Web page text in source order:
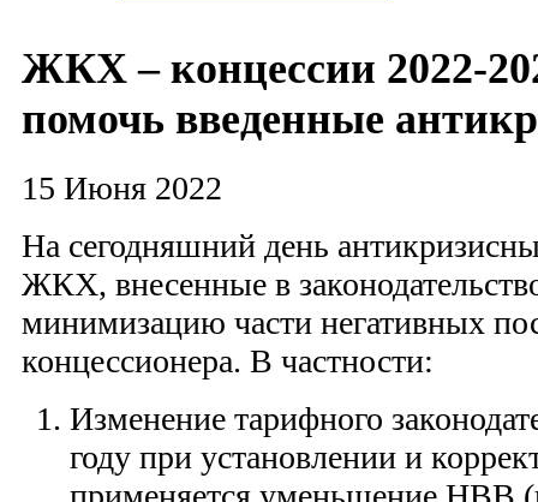
ЖКХ – концессии 2022-
помочь введенные
15 Июня 2022
На сегодняшний день
ЖКХ, внесенные в
минимизацию части негативных
концессионера. В частности:
Изменение тарифного
году при установлении и